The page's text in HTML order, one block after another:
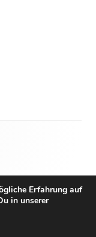
Erfahrung auf
in unserer